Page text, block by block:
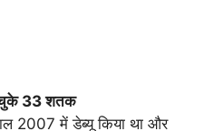
चुके 33 शतक
2007 में डेब्यू किया था और